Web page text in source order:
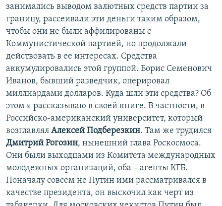
занимались выводом валютных средств партии за
границу, рассеивали эти деньги таким образом,
чтобы они не были аффилированы с
Коммунистической партией, но продолжали
действовать в ее интересах. Средства
аккумулировались этой группой. Борис Семенович
Иванов, бывший разведчик, оперировал
миллиардами долларов. Куда шли эти средства? Об
этом я рассказываю в своей книге. В частности, в
Российско-американский университет, который
возглавлял Алексей Подберезкин. Там же трудился
Дмитрий Рогозин, нынешний глава Роскосмоса.
Они были выходцами из Комитета международных
молодежных организаций, оба – агенты КГБ.
Поначалу совсем не Путин ими рассматривался в
качестве президента, он выскочил как черт из